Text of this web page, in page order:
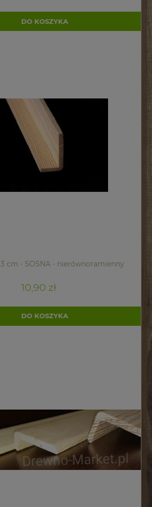
DO KOSZYKA
cm - SOSNA - nierównoramienny
10,90 zł
DO KOSZYKA